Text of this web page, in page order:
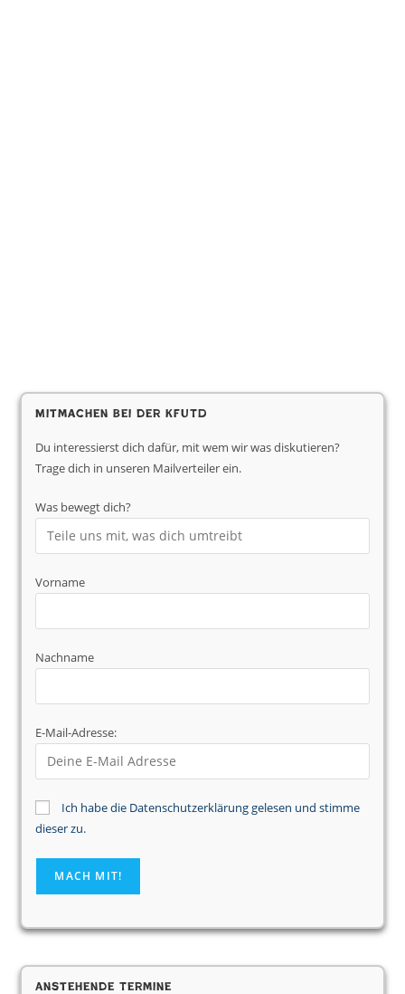
Mitmachen bei der KfUTD
Du interessierst dich dafür, mit wem wir was diskutieren?
Trage dich in unseren Mailverteiler ein.
Was bewegt dich?
Vorname
Nachname
E-Mail-Adresse:
Ich habe die Datenschutzerklärung gelesen und stimme
dieser zu.
Anstehende Termine